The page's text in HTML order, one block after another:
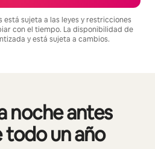
sujeta a las leyes y restricciones
con el tiempo. La disponibilidad de
y está sujeta a cambios.
noche antes
un año